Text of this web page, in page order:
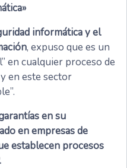
informática y el
, expuso que es un
en cualquier proceso de
en este sector
en su
en empresas de
establecen procesos